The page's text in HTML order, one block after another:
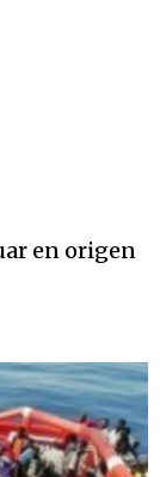
en origen